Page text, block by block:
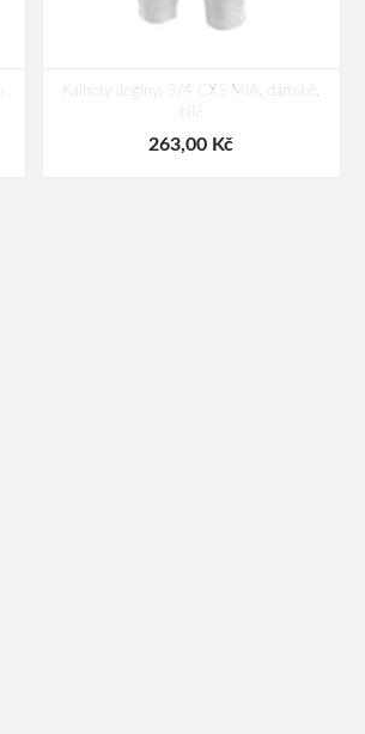
Kalhoty (legíny) 3/4 CXS MIA, dámské,
bílé
263,00 Kč